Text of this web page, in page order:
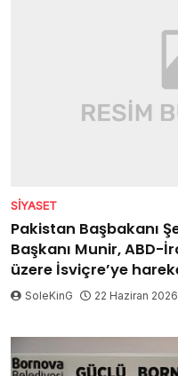
SIYASET
Pakistan Başbakanı
Başkanı Munir,
üzere İsviçre’ye
SoleKinG 22 Haziran 2026